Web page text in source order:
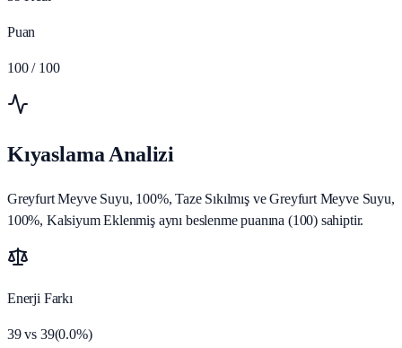
Puan
100 / 100
Kıyaslama Analizi
Greyfurt Meyve Suyu, 100%, Taze Sıkılmış ve Greyfurt Meyve Suyu,
100%, Kalsiyum Eklenmiş aynı beslenme puanına (100) sahiptir.
Enerji Farkı
39vs 39(0.0%)